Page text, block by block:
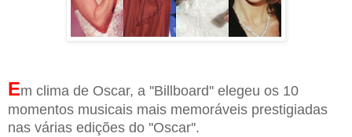
Em clima de Oscar, a ''Billboard'' elegeu os 10
momentos musicais mais memoráveis prestigiadas
nas várias edições do ''Oscar''.